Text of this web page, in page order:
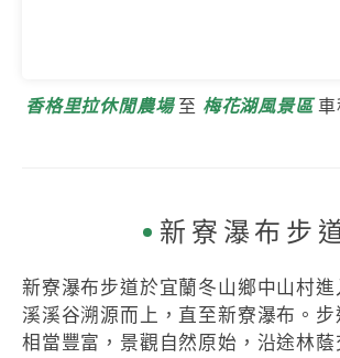
香格里拉休閒農場至 梅花湖風景區車
新寮瀑布步
新寮瀑布步道於宜蘭冬山鄉中山村
溪溪谷溯源而上，直至新寮瀑布。
相當豐富，景觀自然原始，沿途林